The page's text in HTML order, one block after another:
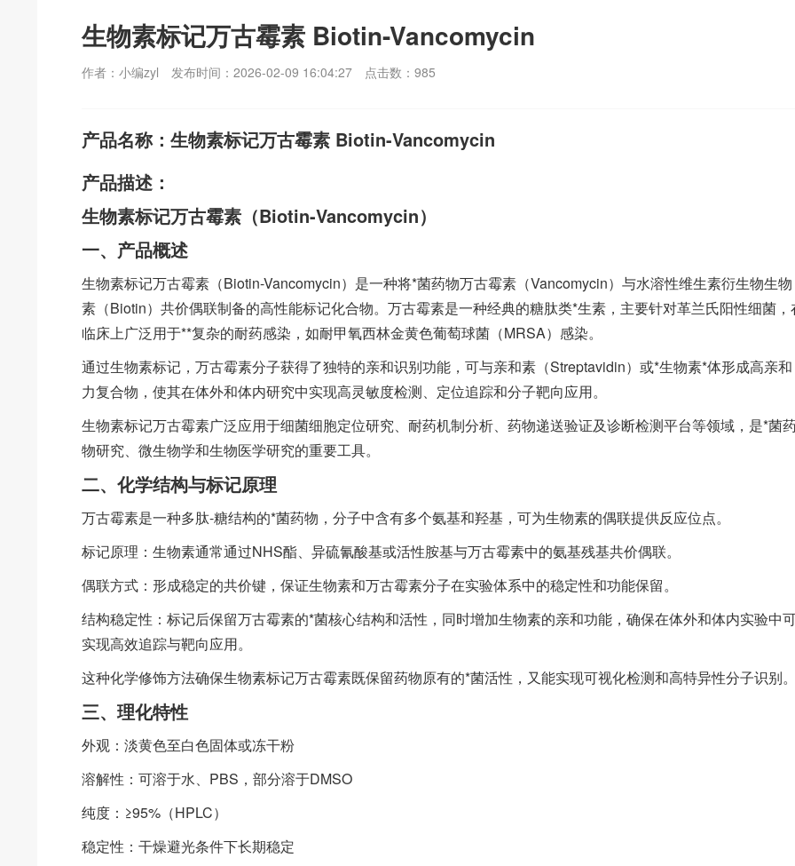
生物素标记万古霉素 Biotin-Vancomycin
作者：小编zyl 发布时间：2026-02-09 16:04:27 点击数： 985
产品名称：生物素标记万古霉素 Biotin-Vancomycin
产品描述：
生物素标记万古霉素（Biotin-Vancomycin）
一、产品概述
生物素标记万古霉素（Biotin-Vancomycin）是一种将*菌药物万古霉素（Vancomycin）与水溶性维生素衍生物生物
素（Biotin）共价偶联制备的高性能标记化合物。万古霉素是一种经典的糖肽类*生素，主要针对革兰氏阳性细菌，
临床上广泛用于**复杂的耐药感染，如耐甲氧西林金黄色葡萄球菌（MRSA）感染。
通过生物素标记，万古霉素分子获得了独特的亲和识别功能，可与亲和素（Streptavidin）或*生物素*体形成高亲和
力复合物，使其在体外和体内研究中实现高灵敏度检测、定位追踪和分子靶向应用。
生物素标记万古霉素广泛应用于细菌细胞定位研究、耐药机制分析、药物递送验证及诊断检测平台等领域，是*菌
物研究、微生物学和生物医学研究的重要工具。
二、化学结构与标记原理
万古霉素是一种多肽-糖结构的*菌药物，分子中含有多个氨基和羟基，可为生物素的偶联提供反应位点。
标记原理：生物素通常通过NHS酯、异硫氰酸基或活性胺基与万古霉素中的氨基残基共价偶联。
偶联方式：形成稳定的共价键，保证生物素和万古霉素分子在实验体系中的稳定性和功能保留。
结构稳定性：标记后保留万古霉素的*菌核心结构和活性，同时增加生物素的亲和功能，确保在体外和体内实验中
实现高效追踪与靶向应用。
这种化学修饰方法确保生物素标记万古霉素既保留药物原有的*菌活性，又能实现可视化检测和高特异性分子识别
三、理化特性
外观：淡黄色至白色固体或冻干粉
溶解性：可溶于水、PBS，部分溶于DMSO
纯度：≥95%（HPLC）
稳定性：干燥避光条件下长期稳定